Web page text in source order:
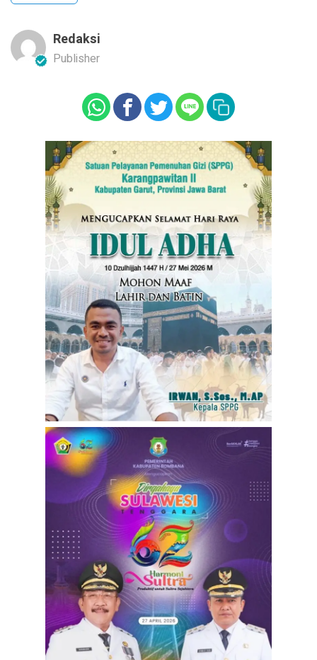
Redaksi
Publisher